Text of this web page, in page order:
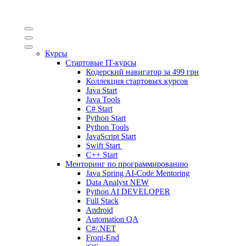
Курсы
Стартовые IT-курсы
Кодерский навигатор за 499 грн
Коллекция стартовых курсов
Java Start
Java Tools
C# Start
Python Start
Python Tools
JavaScript Start
Swift Start
C++ Start
Менторинг по программированию
Java Spring AI-Code Mentoring
Data Analyst NEW
Python AI DEVELOPER
Full Stack
Android
Automation QA
C#/.NET
Front-End